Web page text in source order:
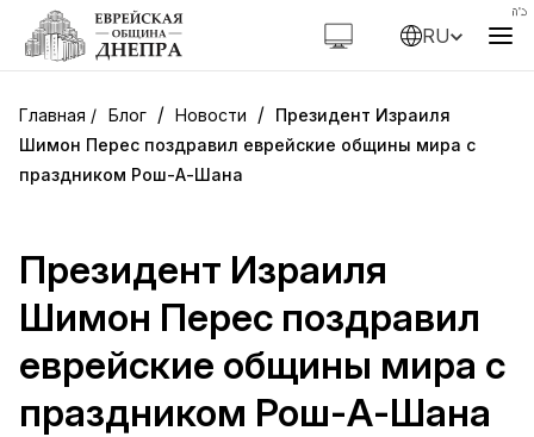
RU
Блог / Новости / Президент Израиля
Шимон Перес поздравил еврейские общины мира с
праздником Рош-А-Шана
Президент Израиля
Шимон Перес поздравил
еврейские общины мира с
праздником Рош-А-Шана